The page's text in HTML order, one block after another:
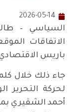
2026-05-14
السياسي –
الاتفاقات
باريس
جاء ذلك خلال
لحركة التحرير
أحمد الشقيري